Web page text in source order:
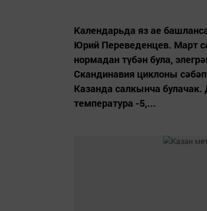
Календарьда яз ае
Юрий Переведенцев. Март
нормадан түбән була,
Скандинавия циклоны
Казанда салкынча
температура -5,...